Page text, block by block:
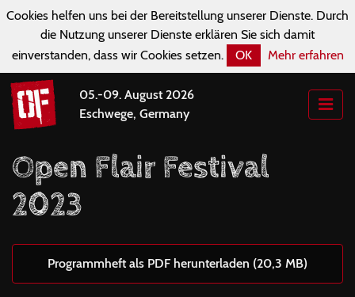
Cookies helfen uns bei der Bereitstellung unserer Dienste. Durch
die Nutzung unserer Dienste erklären Sie sich damit
einverstanden, dass wir Cookies setzen.
OK Mehr erfahren
05.-09. August 2026
Eschwege, Germany
Open Flair Festival
2023
Programmheft als PDF herunterladen (20,3 MB)